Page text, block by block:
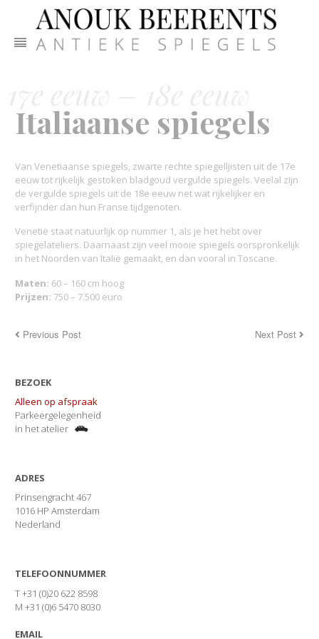
Italiaanse spiegels
Van Venetiaanse spiegels, zwarte rechte spiegelljisten uit de 17e
eeuw tot rijkelijk gestoken bladgoud vergulde spiegels. Veelal zijn
de vergulde spiegels uit de 18e eeuw net wat rijkelijker en
verfijnder dan hun Franse tijdgenoten.
Venetië staat natuurlijk op nummer 1, als je het hebt over
spiegelateliers. Daarnaast zijn veel mooie spiegels oorspronkelijk
in het Noorden van Italië gemaakt, en dan vooral in Toscane.
Maten: 60 – 160 cm hoog
Prijzen: 750 – 7.500 euro
Previous Post Next Post
BEZOEK
Alleen op afspraak
Parkeergelegenheid
in het atelier
ADRES
Prinsengracht 467
1016 HP Amsterdam
Nederland
TELEFOONNUMMER
T +31 (0)20 622 8598
M +31 (0)6 5470 8030
EMAIL